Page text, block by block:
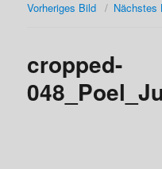
Vorheriges Bild Nächstes
cropped-